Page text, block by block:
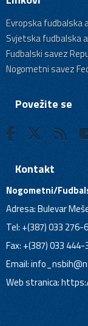
Evropska fudbalska
Svjetska fudbalska
Fudbalski savez
Nogometni savez
Povežite se
Kontakt
Nogometni/
Adresa: Bulevar
Tel: +(387) 033 276-
Fax: +(387) 033 444-
Email:
Web stranica: